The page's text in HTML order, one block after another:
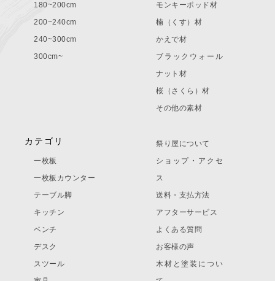
180~200cm
200~240cm
240~300cm
300cm~
モンキーポッド材
楠（くす）材
かえで材
ブラックウォール
ナット材
桜（さくら）材
その他の素材
カテゴリ
一枚板
一枚板カウンター
テーブル脚
キッチン
ベンチ
デスク
スツール
祭り屋について
ショップ・アクセ
ス
送料・支払方法
アフターサービス
よくある質問
お客様の声
木材と塗装につい